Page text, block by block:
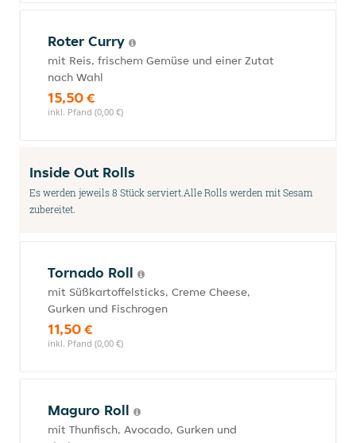
Roter Curry
mit Reis, frischem Gemüse und einer Zutat
nach Wahl
15,50 €
inkl. Pfand (0,00 €)
Inside Out Rolls
Es werden jeweils 8 Stück serviert.Alle Rolls werden mit Sesam
zubereitet.
Tornado Roll
mit Süßkartoffelsticks, Creme Cheese,
Gurken und Fischrogen
11,50 €
inkl. Pfand (0,00 €)
Maguro Roll
mit Thunfisch, Avocado, Gurken und